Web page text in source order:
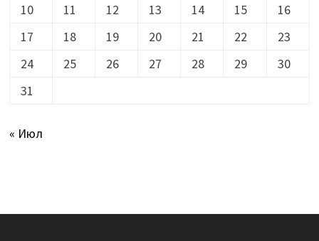
10
11 12 13 14 15
16
17
18 19 20 21 22
23
24
25 26 27 28 29
30
31
« Июл